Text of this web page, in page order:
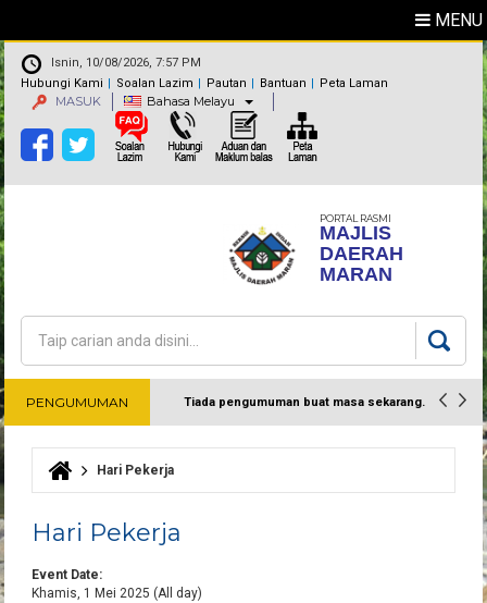
MENU
Isnin, 10/08/2026, 7:57 PM
Hubungi Kami
Soalan Lazim Pautan Bantuan Peta Laman
MASUK Bahasa Melayu
PORTAL RASMI
MAJLIS
DAERAH
MARAN
Borang carian
Carian
PENGUMUMAN Tiada pengumuman buat masa sekarang.
Harap maklum
Anda di sini
Hari Pekerja
Hari Pekerja
Event Date:
Khamis, 1 Mei 2025 (All day)